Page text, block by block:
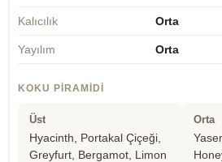
Kalıcılık Orta
Yayılım Orta
KOKU PIRAMIDI
Üst
Hyacinth, Portakal Çiçeği,
Greyfurt, Bergamot, Limon
Orta